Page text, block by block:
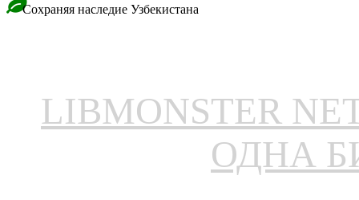
Сохраняя наследие Узбекистана
LIBMONSTER
ОДНА